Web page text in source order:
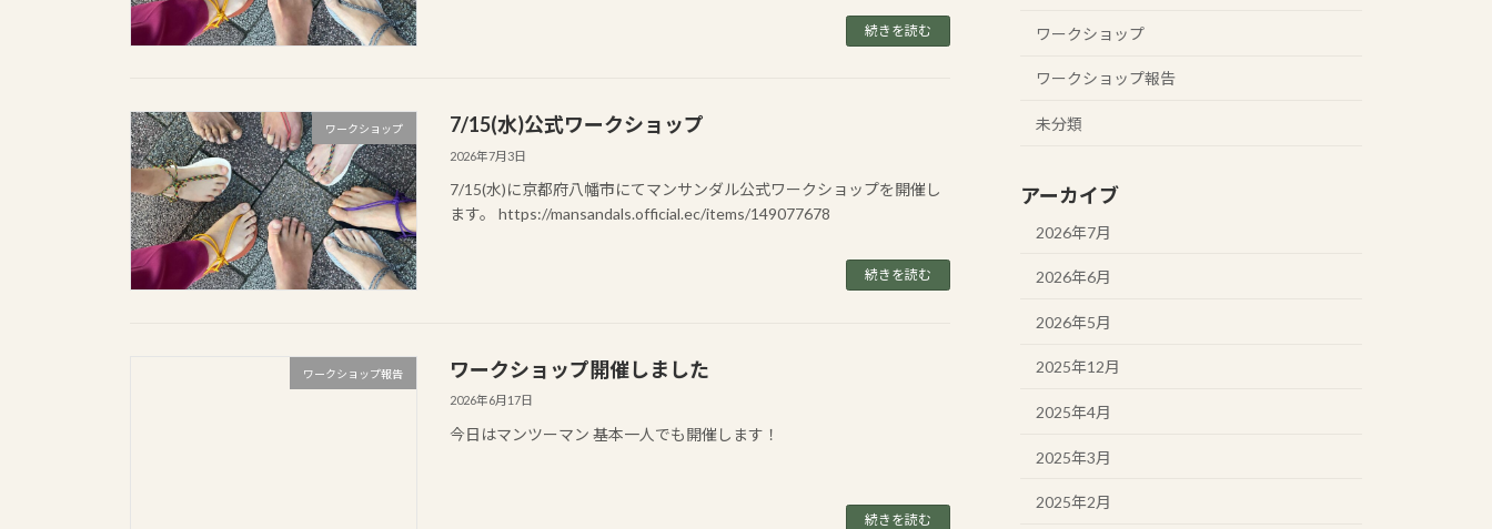
続きを読む
ワークショップ 7/15(水)公式ワークショップ
2026年7月3日
7/15(水)に京都府八幡市にてマンサンダル公式ワークショップを開催し
ます。 https://mansandals.official.ec/items/149077678
続きを読む
ワークショップ報告 ワークショップ開催しました
2026年6月17日
今日はマンツーマン 基本一人でも開催します！
続きを読む
ワークショップ
ワークショップ報告
未分類
アーカイブ
2026年7月
2026年6月
2026年5月
2025年12月
2025年4月
2025年3月
2025年2月